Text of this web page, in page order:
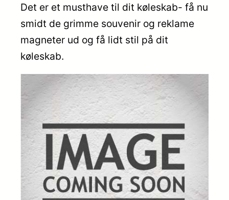
Det er et musthave til dit køleskab- få nu
smidt de grimme souvenir og reklame
magneter ud og få lidt stil på dit
køleskab.